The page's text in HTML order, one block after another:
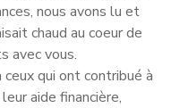
nous avons lu et
chaud au coeur de
avec vous.
qui ont contribué à
aide financière,